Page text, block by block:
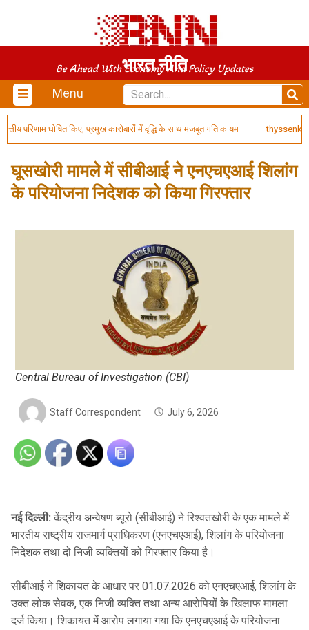
भारत नीति
Be Ahead With Economy And Policy Updates
Menu
परिणाम घोषित किए, प्रमुख कारोबारों में वृद्धि के साथ मजबूत गति कायम
घूसखोरी मामले में सीबीआई ने एनएचएआई शिलांग
के परियोजना निदेशक को किया गिरफ्तार
Central Bureau of Investigation (CBI)
Staff Correspondent July 6, 2026
नई दिल्ली: केंद्रीय अन्वेषण ब्यूरो (सीबीआई) ने रिश्वतखोरी के एक मामले में
भारतीय राष्ट्रीय राजमार्ग प्राधिकरण (एनएचएआई), शिलांग के परियोजना
निदेशक तथा दो निजी व्यक्तियों को गिरफ्तार किया है।
सीबीआई ने शिकायत के आधार पर 01.07.2026 को एनएचएआई, शिलांग के
उक्त लोक सेवक, एक निजी व्यक्ति तथा अन्य आरोपियों के खिलाफ मामला
दर्ज किया। शिकायत में आरोप लगाया गया कि एनएचएआई के परियोजना